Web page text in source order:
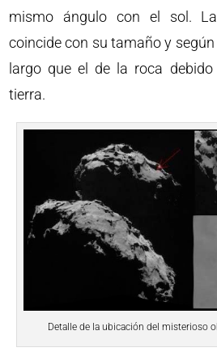
mismo ángulo con el sol.
coincide con su tamaño y
largo que el de la roca
tierra.
Detalle de la ubicación del misterioso